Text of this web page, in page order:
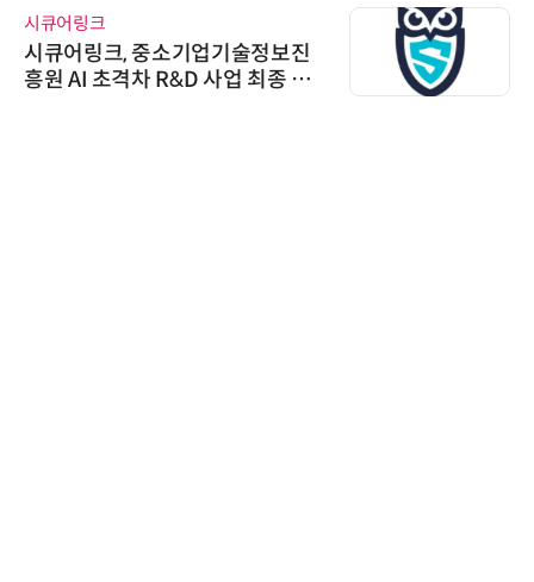
시큐어링크
시큐어링크, 중소기업기술정보진
흥원 AI 초격차 R&D 사업 최종 선